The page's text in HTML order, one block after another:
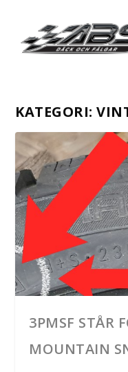
KATEGORI:
3PMSF STÅR
MOUNTAIN